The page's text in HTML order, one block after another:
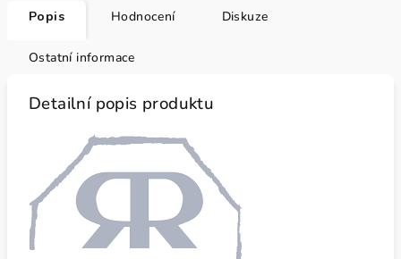
Popis Hodnocení Diskuze
Ostatní informace
Detailní popis produktu